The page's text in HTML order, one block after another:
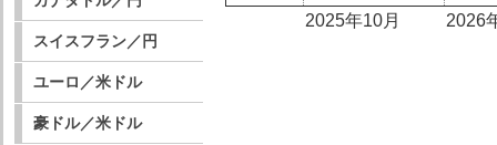
スイスフラン／円
ユーロ／米ドル
豪ドル／米ドル
2025年10月 2026